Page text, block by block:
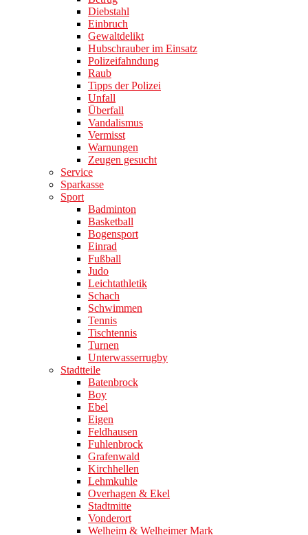
Diebstahl
Einbruch
Gewaltdelikt
Hubschrauber im Einsatz
Polizeifahndung
Raub
Tipps der Polizei
Unfall
Überfall
Vandalismus
Vermisst
Warnungen
Zeugen gesucht
Service
Sparkasse
Sport
Badminton
Basketball
Bogensport
Einrad
Fußball
Judo
Leichtathletik
Schach
Schwimmen
Tennis
Tischtennis
Turnen
Unterwasserrugby
Stadtteile
Batenbrock
Boy
Ebel
Eigen
Feldhausen
Fuhlenbrock
Grafenwald
Kirchhellen
Lehmkuhle
Overhagen & Ekel
Stadtmitte
Vonderort
Welheim & Welheimer Mark